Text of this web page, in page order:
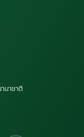
นาชาติ